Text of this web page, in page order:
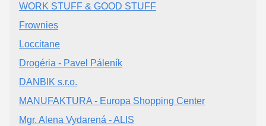
WORK STUFF & GOOD STUFF
Frownies
Loccitane
Drogéria - Pavel Páleník
DANBIK s.r.o.
MANUFAKTURA - Europa Shopping Center
Mgr. Alena Vydarená - ALIS